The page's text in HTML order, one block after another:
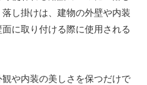
し掛けは、建物の外壁や内装
に取り付ける際に使用される
や内装の美しさを保つだけで